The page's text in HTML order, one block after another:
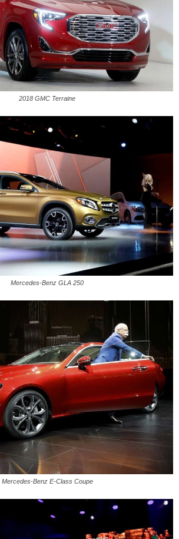
2018 GMC Terraine
Mercedes-Benz GLA 250
Mercedes-Benz E-Class Coupe